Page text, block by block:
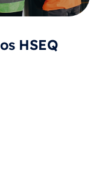
HSEQ